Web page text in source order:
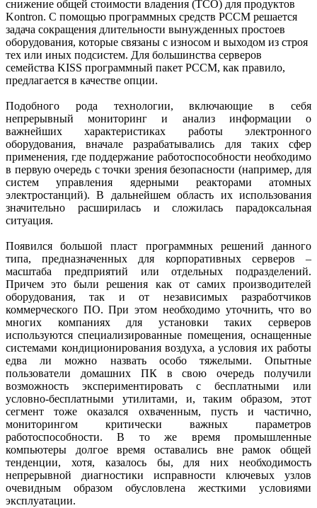
снижение общей стоимости владения (TCO) для продуктов
Kontron. С помощью программных средств PCCM решается
задача сокращения длительности вынужденных простоев
оборудования, которые связаны с износом и выходом из строя
тех или иных подсистем. Для большинства серверов
семейства KISS программный пакет PCCM, как правило,
предлагается в качестве опции.
Подобного рода технологии, включающие в себя
непрерывный мониторинг и анализ информации о
важнейших характеристиках работы электронного
оборудования, вначале разрабатывались для таких сфер
применения, где поддержание работоспособности необходимо
в первую очередь с точки зрения бе­зопасности (например, для
систем управления ядерными реакторами атомных
электростанций). В дальнейшем область их использования
значительно расширилась и сложилась парадоксальная
ситуация.
Появился большой пласт программных решений данного
типа, предназначенных для корпоративных серверов –
масштаба предприятий или отдельных подразделений.
Причем это были решения как от самих производителей
оборудования, так и от независимых разработчиков
коммерческого ПО. При этом необходимо уточнить, что во
многих компаниях для установки таких серверов
используются специализированные помещения, оснащенные
системами кондиционирования воздуха, а условия их работы
едва ли можно назвать особо тяжелыми. Опытные
пользователи домашних ПК в свою очередь получили
возможность экспериментировать с бесплатными или
условно-бесплатными утилитами, и, таким образом, этот
сегмент тоже оказался охваченным, пусть и частично,
мониторингом критически важных параметров
работоспособности. В то же время промышленные
компьютеры долгое время оставались вне рамок общей
тенденции, хотя, казалось бы, для них необходимость
непрерывной диагностики исправности ключевых узлов
очевидным образом обусловлена жесткими условиями
эксплуатации.